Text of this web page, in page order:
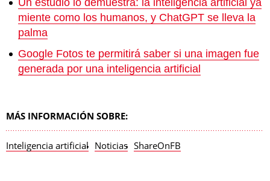
miente como los humanos, y ChatGPT se lleva la
palma
Google Fotos te permitirá saber si una imagen fue
generada por una inteligencia artificial
MÁS INFORMACIÓN SOBRE:
Inteligencia artificial Noticias ShareOnFB